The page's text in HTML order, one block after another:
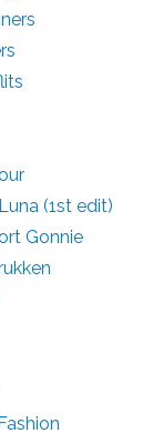
(1st edit)
Gonnie